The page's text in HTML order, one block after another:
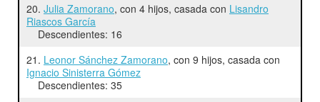
20. Julia Zamorano, con 4 hijos, casada con Lisandro
Riascos García
Descendientes: 16
21. Leonor Sánchez Zamorano, con 9 hijos, casada con
Ignacio Sinisterra Gómez
Descendientes: 35